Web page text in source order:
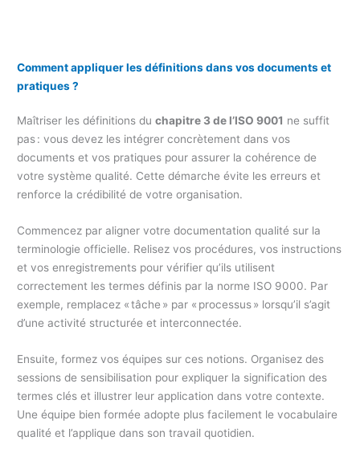
Comment appliquer les définitions dans vos documents et
pratiques ?
Maîtriser les définitions duchapitre 3 de l’ISO 9001 ne suffit
pas : vous devez les intégrer concrètement dans vos
documents et vos pratiques pour assurer la cohérence de
votre système qualité. Cette démarche évite les erreurs et
renforce la crédibilité de votre organisation.
Commencez par aligner votre documentation qualité sur la
terminologie officielle. Relisez vos procédures, vos instructions
et vos enregistrements pour vérifier qu’ils utilisent
correctement les termes définis par la norme ISO 9000. Par
exemple, remplacez « tâche » par « processus » lorsqu’il s’agit
d’une activité structurée et interconnectée.
Ensuite, formez vos équipes sur ces notions. Organisez des
sessions de sensibilisation pour expliquer la signification des
termes clés et illustrer leur application dans votre contexte.
Une équipe bien formée adopte plus facilement le vocabulaire
qualité et l’applique dans son travail quotidien.